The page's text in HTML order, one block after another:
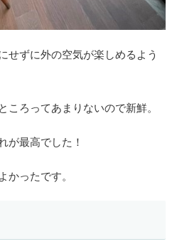
せずに外の空気が楽しめるよう
ころってあまりないので新鮮。
が最高でした！
かったです。